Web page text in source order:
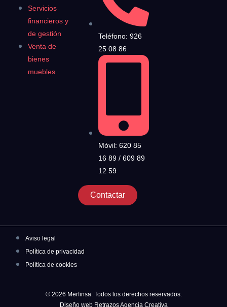
Servicios
financieros y
de gestión
Venta de
bienes
muebles
Teléfono: 926
25 08 86
Móvil: 620 85
16 89 / 609 89
12 59
Contactar
Aviso legal
Política de privacidad
Política de cookies
© 2026 Merfinsa. Todos los derechos reservados.
Diseño web Retrazos Agencia Creativa